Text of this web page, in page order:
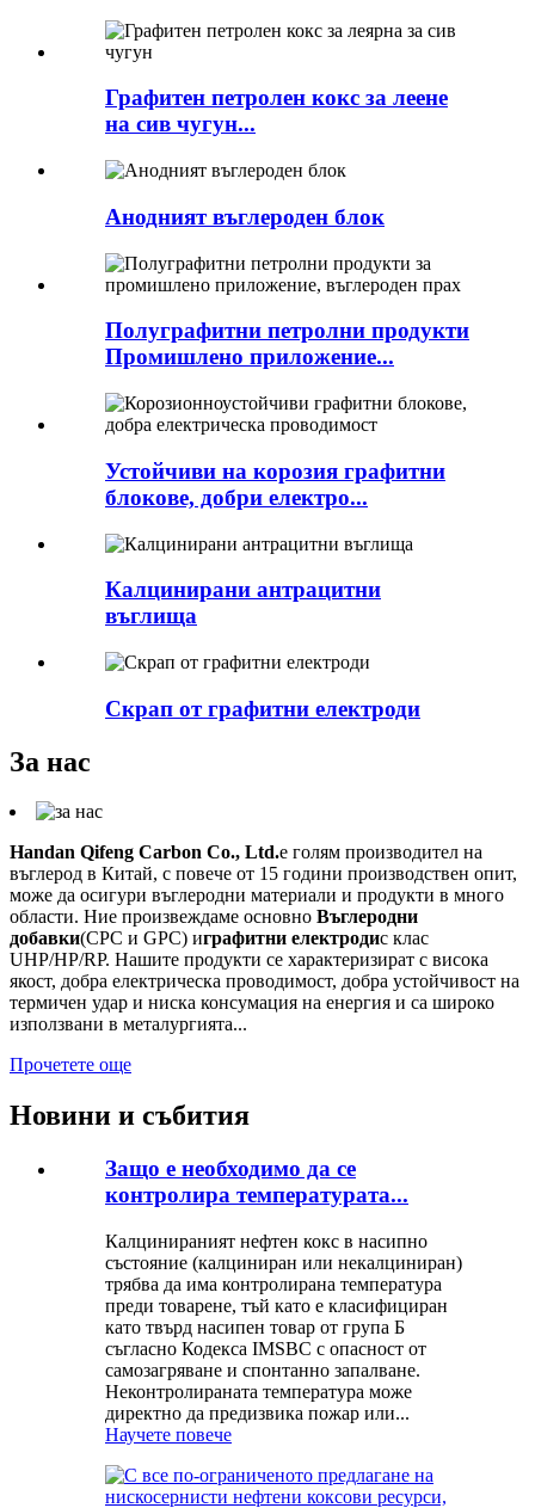
Графитен петролен кокс за леене
на сив чугун...
Анодният въглероден блок
Полуграфитни петролни продукти
Промишлено приложение...
Устойчиви на корозия графитни
блокове, добри електро...
Калцинирани антрацитни
въглища
Скрап от графитни електроди
За нас
Handan Qifeng Carbon Co., Ltd.е голям производител на
въглерод в Китай, с повече от 15 години производствен опит,
може да осигури въглеродни материали и продукти в много
области. Ние произвеждаме основно Въглеродни
добавки(CPC и GPC) играфитни електродис клас
UHP/HP/RP. Нашите продукти се характеризират с висока
якост, добра електрическа проводимост, добра устойчивост на
термичен удар и ниска консумация на енергия и са широко
използвани в металургията...
Прочетете още
Новини и събития
Защо е необходимо да се
контролира температурата...
Калцинираният нефтен кокс в насипно
състояние (калциниран или некалциниран)
трябва да има контролирана температура
преди товарене, тъй като е класифициран
като твърд насипен товар от група Б
съгласно Кодекса IMSBC с опасност от
самозагряване и спонтанно запалване.
Неконтролираната температура може
директно да предизвика пожар или...
Научете повече